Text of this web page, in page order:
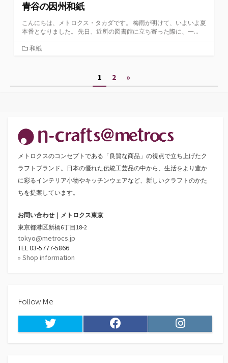
青谷の因州和紙
こんにちは、メトロクス・タカダです。 梅雨が明けて、いよいよ夏
本番となりました。 先日、近所の図書館に立ち寄った際に、一...
カ
ー
和紙
ペ
ー
ジ
送
1 2 »
メトロクスのコンセプトである「良質な商品」の視点で立ち上げたク
ラフトブランド。日本の優れた伝統工芸品の中から、生活をより豊か
に彩るインテリア小物やキッチンウェアなど、新しいクラフトのかた
ちを提案しています。
お問い合わせ｜メトロクス東京
東京都港区新橋6丁目18-2
tokyo@metrocs.jp
TEL 03-5777-5866
» Shop information
Follow Me
Twitter Facebook Instagram